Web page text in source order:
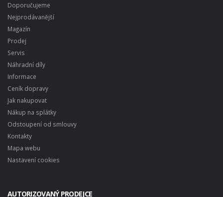
Doporučujeme
Nejprodávanější
Magazín
Prodej
Servis
Náhradní díly
Informace
Ceník dopravy
Jak nakupovat
Nákup na splátky
Odstoupení od smlouvy
Kontakty
Mapa webu
Nastavení cookies
AUTORIZOVANÝ PRODEJCE